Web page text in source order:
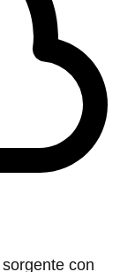
con